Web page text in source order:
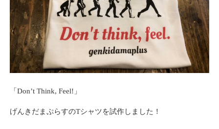
「Don’t Think, Feel!」
げんきだまぷらすのTシャツを試作しました！